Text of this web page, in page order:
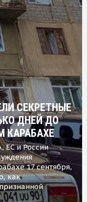
СЕКРЕТНЫЕ
ДНЕЙ ДО
КАРАБАХЕ
ЕС и России
17 сентября,
как